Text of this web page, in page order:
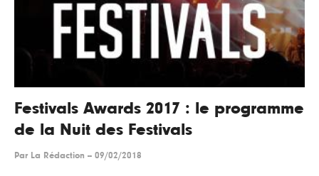
Festivals Awards 2017 : le programme
de la Nuit des Festivals
Par La Rédaction -- 09/02/2018